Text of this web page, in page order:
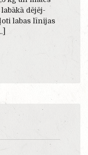
dējēj-
labas līnijas